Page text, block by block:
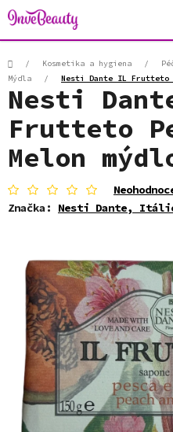
Přejít
na
obsah
Domů/ Kosmetika a hygiena /
Mýdla
/ Nesti Dante IL Frutteto
Nesti
Frutteto
Melon
Průměrné
hodnocení
produktu
z
5
hvězdiček.
Značka: Nesti Dante,